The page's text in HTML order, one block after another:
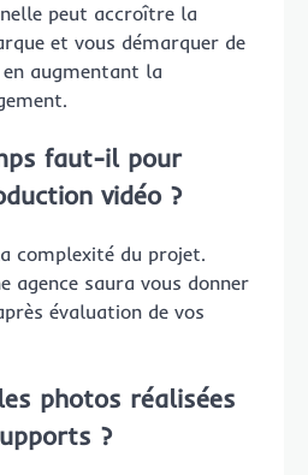
peut accroître la
et vous démarquer de
augmentant la
faut-il pour
vidéo ?
complexité du projet.
agence saura vous donner
évaluation de vos
photos réalisées
?